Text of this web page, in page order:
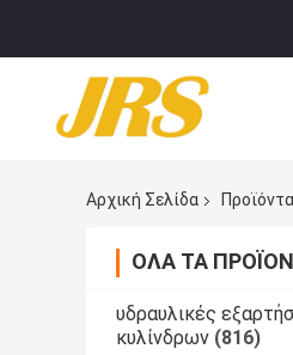
Αρχική Σελίδα Προϊόντα
ΌΛΑ ΤΑ
υδραυλικές
κυλίνδρων (816)